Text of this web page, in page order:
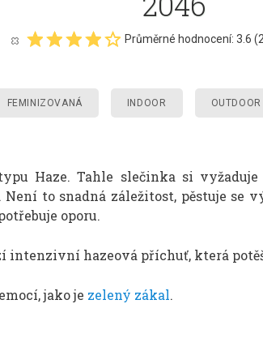
Průměrné hodnocení: 3.6 (
FEMINIZOVANÁ INDOOR OUTDOOR
Haze. Tahle slečinka si
Není to snadná záležitost, pěstuje se
oporu.
intenzivní hazeová příchuť, která
jako je zelený zákal.